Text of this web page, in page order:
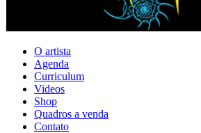
O artista
Agenda
Curriculum
Videos
Shop
Quadros a venda
Contato